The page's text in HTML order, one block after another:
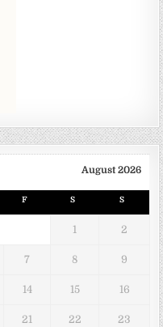
August 2026
F S S
1 2
7 8 9
14 15 16
21 22 23